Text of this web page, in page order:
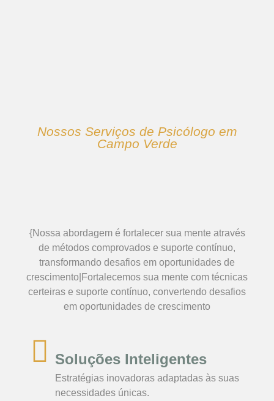
Nossos Serviços de Psicólogo em
Campo Verde
{Nossa abordagem é fortalecer sua mente através
de métodos comprovados e suporte contínuo,
transformando desafios em oportunidades de
crescimento|Fortalecemos sua mente com técnicas
certeiras e suporte contínuo, convertendo desafios
em oportunidades de crescimento
Soluções Inteligentes
Estratégias inovadoras adaptadas às suas
necessidades únicas.